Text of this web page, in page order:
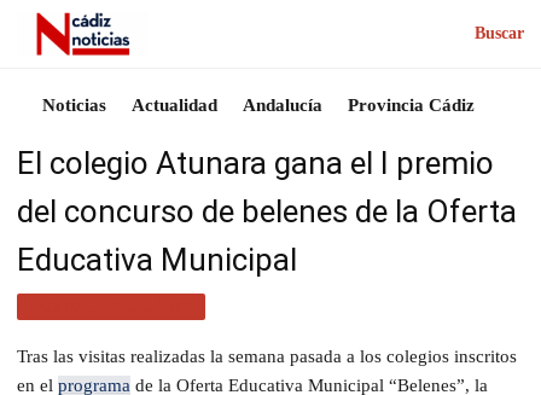
Buscar
Noticias Actualidad Andalucía Provincia Cádiz
El colegio Atunara gana el I premio
del concurso de belenes de la Oferta
Educativa Municipal
Tras las visitas realizadas la semana pasada a los colegios inscritos
en el programa de la Oferta Educativa Municipal “Belenes”, la